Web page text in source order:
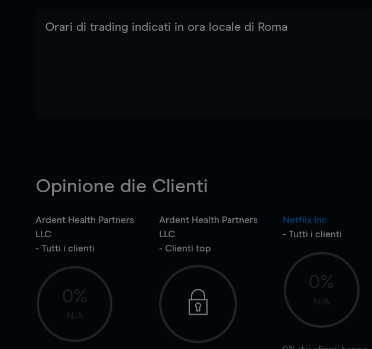
Orari di trading indicati in ora locale di Roma
Opinione die Clienti
Ardent Health Partners
LLC
- Tutti i clienti
0%
N/A
Ardent Health Partners
LLC
- Clienti top
Netflix Inc
- Tutti i clienti
0%
N/A